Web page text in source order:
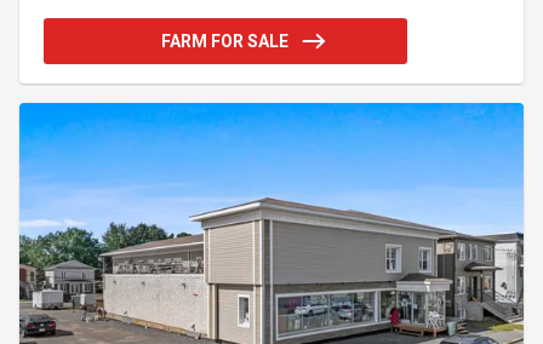
2023, installation septique refaite en 2020, fibre
optique disponible. Grande étable avec sections en
différents projets d'élevage. Secteur rural paisible
avec vue sur le
FARM FOR SALE